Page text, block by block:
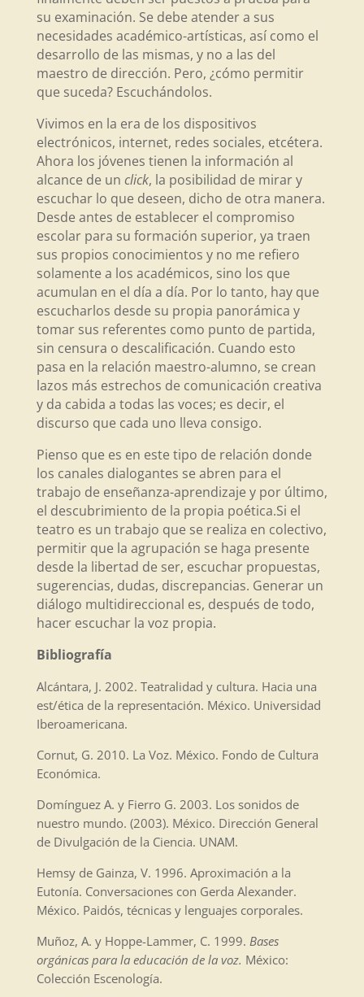
su examinación. Se debe atender a sus
necesidades académico-artísticas, así como el
desarrollo de las mismas, y no a las del
maestro de dirección. Pero, ¿cómo permitir
que suceda? Escuchándolos.
Vivimos en la era de los dispositivos
electrónicos, internet, redes sociales, etcétera.
Ahora los jóvenes tienen la información al
alcance de un click, la posibilidad de mirar y
escuchar lo que deseen, dicho de otra manera.
Desde antes de establecer el compromiso
escolar para su formación superior, ya traen
sus propios conocimientos y no me refiero
solamente a los académicos, sino los que
acumulan en el día a día. Por lo tanto, hay que
escucharlos desde su propia panorámica y
tomar sus referentes como punto de partida,
sin censura o descalificación. Cuando esto
pasa en la relación maestro-alumno, se crean
lazos más estrechos de comunicación creativa
y da cabida a todas las voces; es decir, el
discurso que cada uno lleva consigo.
Pienso que es en este tipo de relación donde
los canales dialogantes se abren para el
trabajo de enseñanza-aprendizaje y por último,
el descubrimiento de la propia poética.Si el
teatro es un trabajo que se realiza en colectivo,
permitir que la agrupación se haga presente
desde la libertad de ser, escuchar propuestas,
sugerencias, dudas, discrepancias. Generar un
diálogo multidireccional es, después de todo,
hacer escuchar la voz propia.
Bibliografía
Alcántara, J. 2002. Teatralidad y cultura. Hacia una
est/ética de la representación. México. Universidad
Iberoamericana.
Cornut, G. 2010. La Voz. México. Fondo de Cultura
Económica.
Domínguez A. y Fierro G. 2003. Los sonidos de
nuestro mundo. (2003). México. Dirección General
de Divulgación de la Ciencia. UNAM.
Hemsy de Gainza, V. 1996. Aproximación a la
Eutonía. Conversaciones con Gerda Alexander.
México. Paidós, técnicas y lenguajes corporales.
Muñoz, A. y Hoppe-Lammer, C. 1999. Bases
orgánicas para la educación de la voz. México:
Colección Escenología.